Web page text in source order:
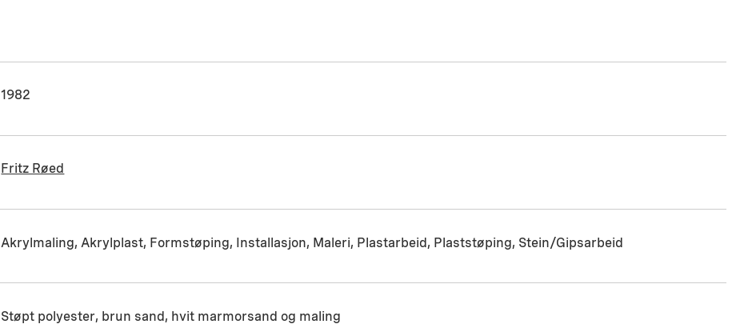
1982
Fritz Røed
Akrylmaling, Akrylplast, Formstøping, Installasjon, Maleri, Plastarbeid, Plaststøping, Stein/Gipsarbeid
Støpt polyester, brun sand, hvit marmorsand og maling